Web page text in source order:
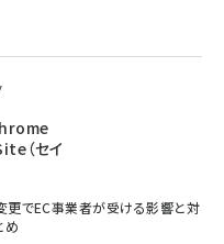
（セイ
でEC事業者が受ける影響と対
め